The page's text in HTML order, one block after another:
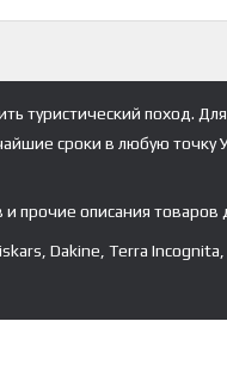
туристический поход.
сроки в любую точку
прочие описания товаров
Dakine, Terra